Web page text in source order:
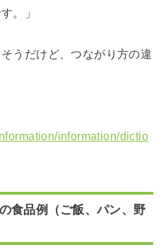
。」
うだけど、つながり方の違
information/dictio
食品例（ご飯、パン、野